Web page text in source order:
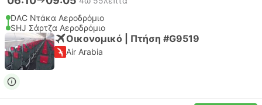
DAC Ντάκα Αεροδρόμιο
SHJ Σάρτζα Αεροδρόμιο
Οικονομικό | Πτήση #G9519
Air Arabia